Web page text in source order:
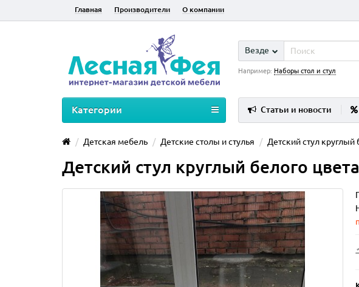
Главная Производители О компании
Везде
Например: Наборы стол и стул
Статьи и новости
Категории
Детская мебель Детские столы и стулья Детский стул круглый
Детский стул круглый белого